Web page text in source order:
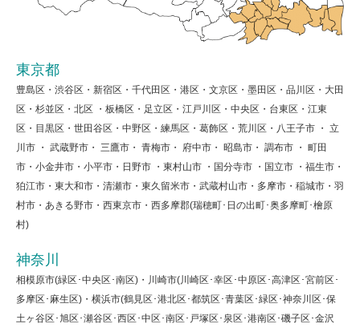
東京都
豊島区・渋谷区・新宿区・千代田区・港区・文京区・墨田区・品川区・大田
区・杉並区・北区 ・板橋区・足立区・江戸川区・中央区・台東区・江東
区・目黒区・世田谷区・中野区・練馬区・葛飾区・荒川区・八王子市 ・ 立
川市 ・ 武蔵野市・ 三鷹市・ 青梅市・ 府中市・ 昭島市・ 調布市 ・ 町田
市・小金井市・小平市・日野市 ・東村山市 ・国分寺市 ・国立市 ・福生市・
狛江市・東大和市・清瀬市・東久留米市・武蔵村山市・多摩市・稲城市・羽
村市・あきる野市・西東京市・西多摩郡(瑞穂町･日の出町･奥多摩町･檜原
村)
神奈川
相模原市(緑区･中央区･南区)・川崎市(川崎区･幸区･中原区･高津区･宮前区･
多摩区･麻生区)・横浜市(鶴見区･港北区･都筑区･青葉区･緑区･神奈川区･保
土ヶ谷区･旭区･瀬谷区･西区･中区･南区･戸塚区･泉区･港南区･磯子区･金沢